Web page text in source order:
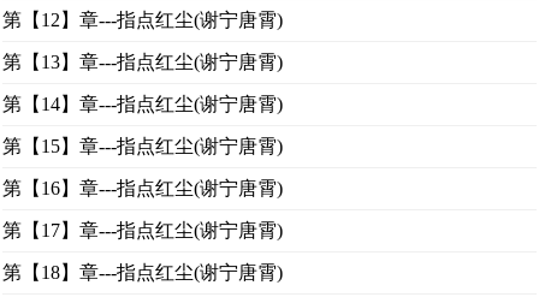
第【12】章---指点红尘(谢宁唐霄)
第【13】章---指点红尘(谢宁唐霄)
第【14】章---指点红尘(谢宁唐霄)
第【15】章---指点红尘(谢宁唐霄)
第【16】章---指点红尘(谢宁唐霄)
第【17】章---指点红尘(谢宁唐霄)
第【18】章---指点红尘(谢宁唐霄)